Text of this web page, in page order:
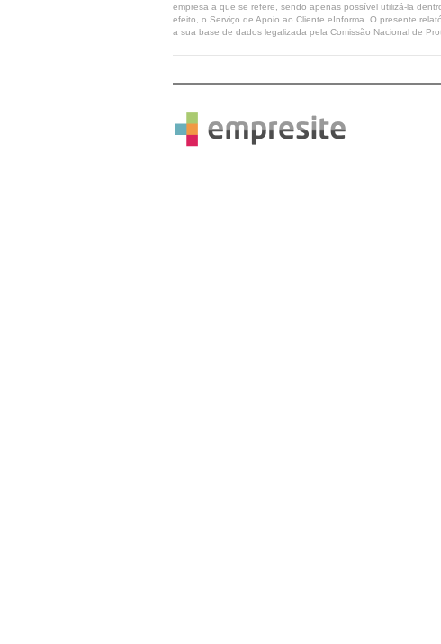
empresa a que se refere, sendo apenas possível utilizá-la
efeito, o Serviço de Apoio ao Cliente eInforma. O presente
a sua base de dados legalizada pela Comissão Nacional de